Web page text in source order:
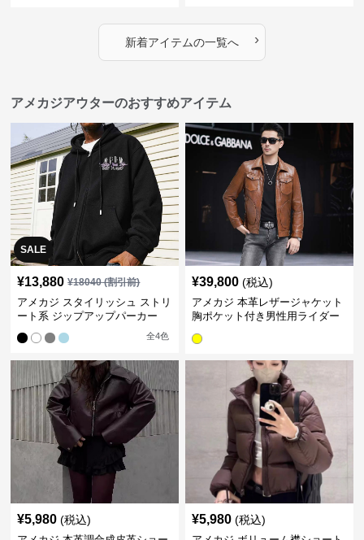
新着アイテムの一覧へ ›
アメカジアウターのおすすめアイテム
SALE
¥13,880 ¥18040(割引前)
アメカジ スタイリッシュ ストリ
ート系 ジップアップパーカー
全4色
¥39,800 (税込)
アメカジ 本革レザージャケット
胸ポケット付き男性用ライダー
¥5,980 (税込) ¥5,980 (税込)